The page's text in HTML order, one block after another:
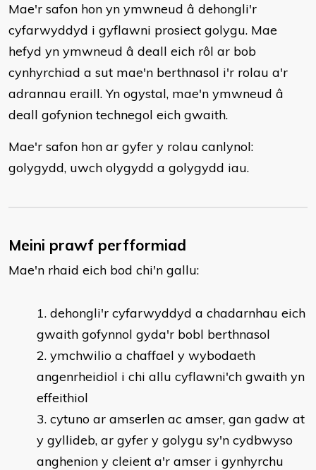
​Mae'r safon hon yn ymwneud â dehongli'r
cyfarwyddyd i gyflawni prosiect golygu. Mae
hefyd yn ymwneud â deall eich rôl ar bob
cynhyrchiad a sut mae'n berthnasol i'r rolau a'r
adrannau eraill. Yn ogystal, mae'n ymwneud â
deall gofynion technegol eich gwaith.
Mae'r safon hon ar gyfer y rolau canlynol:
golygydd, uwch olygydd a golygydd iau.
Meini prawf perfformiad
Mae'n rhaid eich bod chi'n gallu:
​dehongli'r cyfarwyddyd a chadarnhau eich
gwaith gofynnol gyda'r bobl berthnasol
ymchwilio a chaffael y wybodaeth
angenrheidiol i chi allu cyflawni'ch gwaith yn
effeithiol
cytuno ar amserlen ac amser, gan gadw at
y gyllideb, ar gyfer y golygu sy'n cydbwyso
anghenion y cleient a'r amser i gynhyrchu